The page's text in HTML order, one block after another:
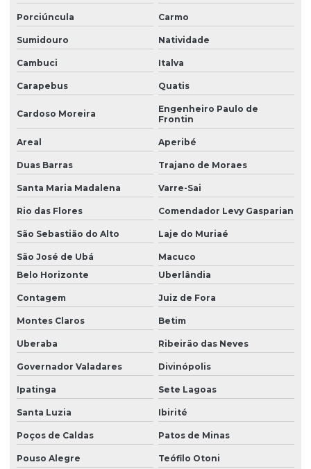
Filtro para tratamento de água com ferro e manganês
Filtro para tratamento de cálcio
Filtro para tratamento de ferro e manganês
Filtros de água para remoção de turbidez
Filtros desferrizadores
Fornecedor de filtro abrandador
Fornecedor de filtro abrandador industrial
Fornecedor de filtro para poço artesiano
Fornecedor de osmose reversa
Instalação de filtro abrandador
Limpeza química com osmose reversa
Loja de filtro poço artesiano
Melhor filtro para água de poço
Onde comprar filtro abrandador
Porciúncula Carmo
Sumidouro Natividade
Cambuci Italva
Carapebus Quatis
Cardoso Moreira
Engenheiro Paulo de
Frontin
Areal Aperibé
Duas Barras Trajano de Moraes
Santa Maria Madalena Varre-Sai
Rio das Flores Comendador Levy Gasparian
São Sebastião do Alto Laje do Muriaé
São José de Ubá
Macuco
Belo Horizonte
Uberlândia
Contagem Juiz de Fora
Montes Claros Betim
Uberaba Ribeirão das Neves
Governador Valadares Divinópolis
Ipatinga Sete Lagoas
Santa Luzia Ibirité
Poços de Caldas Patos de Minas
Pouso Alegre Teófilo Otoni